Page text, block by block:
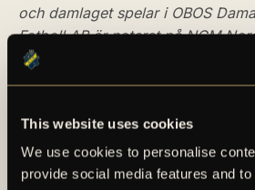
This website uses cookies
We use cookies to personalise
provide social media features and
och damlaget spelar i OBOS
Fotboll AB är noterat på NGM
Stockholm. För ytterligare
Fotboll besökwww.aikfotboll.se
PRESSMEDDELANDE